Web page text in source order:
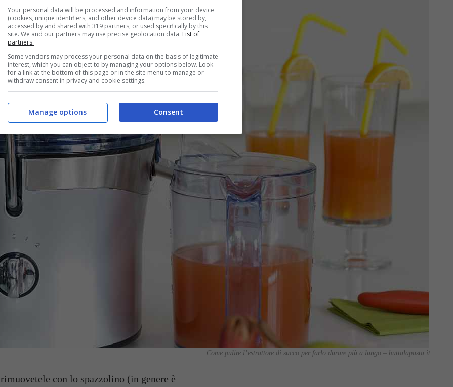
Come pulire l’estrattore di succo per farlo durare più a lungo – buttalapasta.it
rimuovetele con lo spazzolino (in genere è
Your personal data will be processed and information from your device
(cookies, unique identifiers, and other device data) may be stored by,
accessed by and shared with 319 partners, or used specifically by this
site. We and our partners may use precise geolocation data. List of
partners.
Some vendors may process your personal data on the basis of legitimate
interest, which you can object to by managing your options below. Look
for a link at the bottom of this page or in the site menu to manage or
withdraw consent in privacy and cookie settings.
Consent
Manage options